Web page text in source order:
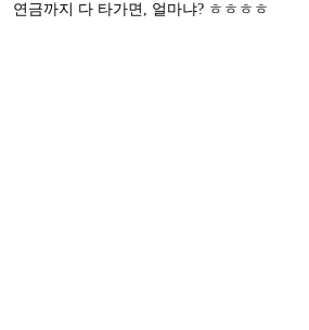
연금까지 다 타가면, 얼마냐? ㅎㅎㅎㅎ